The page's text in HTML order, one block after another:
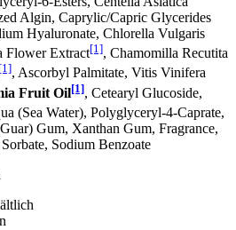
Algin, Caprylic/Capric Glycerides
Hyaluronate, Chlorella Vulgaris
Flower Extract[1], Chamomilla Recutita
[1], Ascorbyl Palmitate, Vitis Vinifera
Fruit Oil[1], Cetearyl Glucoside,
(Sea Water), Polyglyceryl-4-Caprate,
Gum, Xanthan Gum, Fragrance,
Sodium Benzoate